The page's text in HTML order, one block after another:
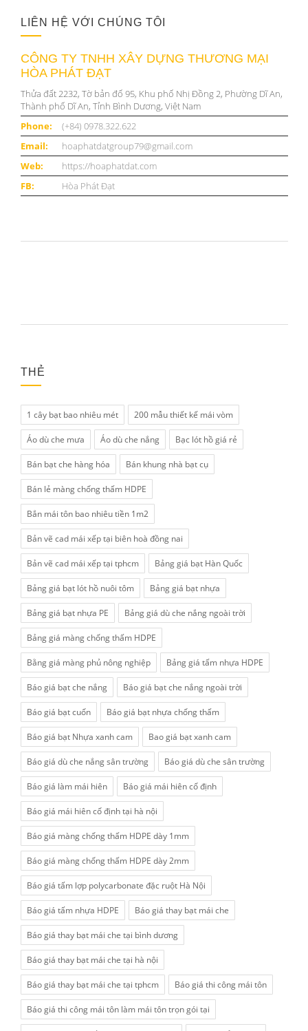
LIÊN HỆ VỚI CHÚNG TÔI
CÔNG TY TNHH XÂY DỰNG THƯƠNG MẠI
HÒA PHÁT ĐẠT
Thửa đất 2232, Tờ bản đố 95, Khu phố Nhị Đồng 2, Phường Dĩ An,
Thành phố Dĩ An, Tỉnh Bình Dương, Việt Nam
Phone:
(+84) 0978.322.622
Email:
hoaphatdatgroup79@gmail.com
Web:
https://hoaphatdat.com
FB:
Hòa Phát Đạt
THẺ
1 cây bạt bao nhiêu mét 200 mẫu thiết kế mái vòm
Áo dù che mưa Áo dù che nắng Bạc lót hồ giá rẻ
Bán bạt che hàng hóa Bán khung nhà bạt cụ
Bán lẻ màng chống thấm HDPE
Bắn mái tôn bao nhiêu tiền 1m2
Bản vẽ cad mái xếp tại biên hoà đồng nai
Bản vẽ cad mái xếp tại tphcm Bảng giá bạt Hàn Quốc
Bảng giá bạt lót hồ nuôi tôm Bảng giá bạt nhựa
Bảng giá bạt nhựa PE Bảng giá dù che nắng ngoài trời
Bảng giá màng chống thấm HDPE
Bằng giá màng phủ nông nghiệp Bảng giá tấm nhựa HDPE
Báo giá bạt che nắng Báo giá bạt che nắng ngoài trời
Báo giá bạt cuốn Báo giá bạt nhựa chống thấm
Báo giá bạt Nhựa xanh cam Bao giá bạt xanh cam
Báo giá dù che nắng sân trường Báo giá dù che sân trường
Báo giá làm mái hiên Báo giá mái hiên cố định
Báo giá mái hiên cố định tại hà nội
Báo giá màng chống thấm HDPE dày 1mm
Báo giá màng chống thấm HDPE dày 2mm
Báo giá tấm lợp polycarbonate đặc ruột Hà Nội
Báo giá tấm nhựa HDPE Báo giá thay bạt mái che
Báo giá thay bạt mái che tại bình dương
Báo giá thay bạt mái che tại hà nội
Báo giá thay bạt mái che tại tphcm Báo giá thi công mái tôn
Báo giá thi công mái tôn làm mái tôn trọn gói tại